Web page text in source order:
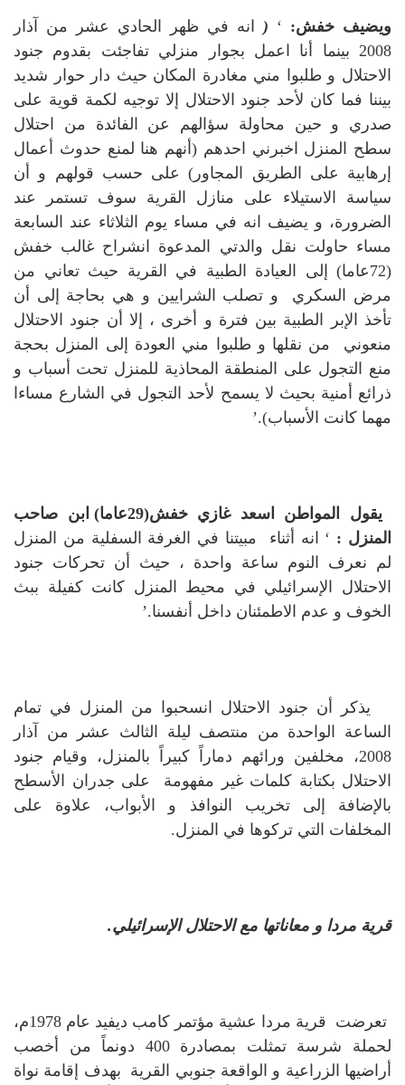
ويضيف خفش: ‘
( انه في ظهر الحادي عشر من آذار
2008 بينما أنا اعمل بجوار منزلي تفاجئت بقدوم جنود
الاحتلال و طلبوا مني مغادرة المكان حيث دار حوار شديد
بيننا فما كان لأحد جنود الاحتلال إلا توجيه لكمة قوية على
صدري و حين محاولة سؤالهم عن الفائدة من احتلال
سطح المنزل اخبرني احدهم (أنهم هنا لمنع حدوث أعمال
إرهابية على الطريق المجاور) على حسب قولهم و أن
سياسة الاستيلاء على منازل القرية سوف تستمر عند
الضرورة، و يضيف انه في مساء يوم الثلاثاء عند السابعة
مساء حاولت نقل والدتي المدعوة انشراح غالب خفش
(72عاما) إلى العيادة الطبية في القرية حيث تعاني من
مرض السكري و تصلب الشرايين و هي بحاجة إلى أن
تأخذ الإبر الطبية بين فترة و أخرى ، إلا أن جنود الاحتلال
منعوني من نقلها و طلبوا مني العودة إلى المنزل بحجة
منع التجول على المنطقة المحاذية للمنزل تحت أسباب و
ذرائع أمنية بحيث لا يسمح لأحد التجول في الشارع مساءا
مهما كانت الأسباب).’
يقول المواطن اسعد غازي خفش(29عاما) ابن صاحب
المنزل : ‘
انه أثناء مبيتنا في الغرفة السفلية من المنزل
لم نعرف النوم ساعة واحدة ، حيث أن تحركات جنود
الاحتلال الإسرائيلي في محيط المنزل كانت كفيلة ببث
الخوف و عدم الاطمئنان داخل أنفسنا.’
يذكر أن جنود الاحتلال انسحبوا من المنزل في تمام
الساعة الواحدة من منتصف ليلة الثالث عشر من آذار
2008، مخلفين ورائهم دماراً كبيراً بالمنزل، وقيام جنود
الاحتلال بكتابة كلمات غير مفهومة على جدران الأسطح
بالإضافة إلى تخريب النوافذ و الأبواب، علاوة على
المخلفات التي تركوها في المنزل.
قرية مردا و معاناتها مع الاحتلال الإسرائيلي.
تعرضت قرية مردا عشية مؤتمر كامب ديفيد عام 1978م،
لحملة شرسة تمثلت بمصادرة 400 دونماً من أخصب
أراضيها الزراعية و الواقعة جنوبي القرية بهدف إقامة نواة